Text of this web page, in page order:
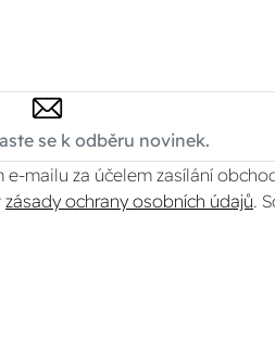
e-mailu za účelem zasílání
zásady ochrany osobních údajů. Souhlas můžete